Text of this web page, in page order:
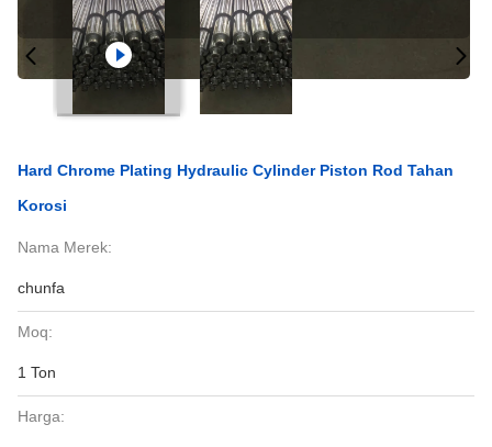
Hard Chrome Plating Hydraulic Cylinder Piston Rod Tahan
Korosi
Nama Merek:
chunfa
Moq:
1 Ton
Harga: